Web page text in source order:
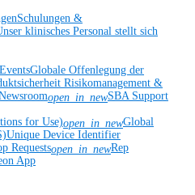
Schulungen &
klinisches Personal stellt sich
Globale Offenlegung der
Risikomanagement &
open_in_newSBA Support
for Use)open_in_newGlobal
Unique Device Identifier
Requestsopen_in_newRep
App